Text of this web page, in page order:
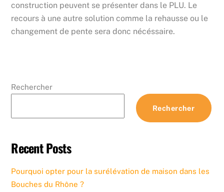
construction peuvent se présenter dans le PLU. Le
recours à une autre solution comme la rehausse ou le
changement de pente sera donc nécéssaire.
Rechercher
Rechercher
Recent Posts
Pourquoi opter pour la surélévation de maison dans les
Bouches du Rhône ?